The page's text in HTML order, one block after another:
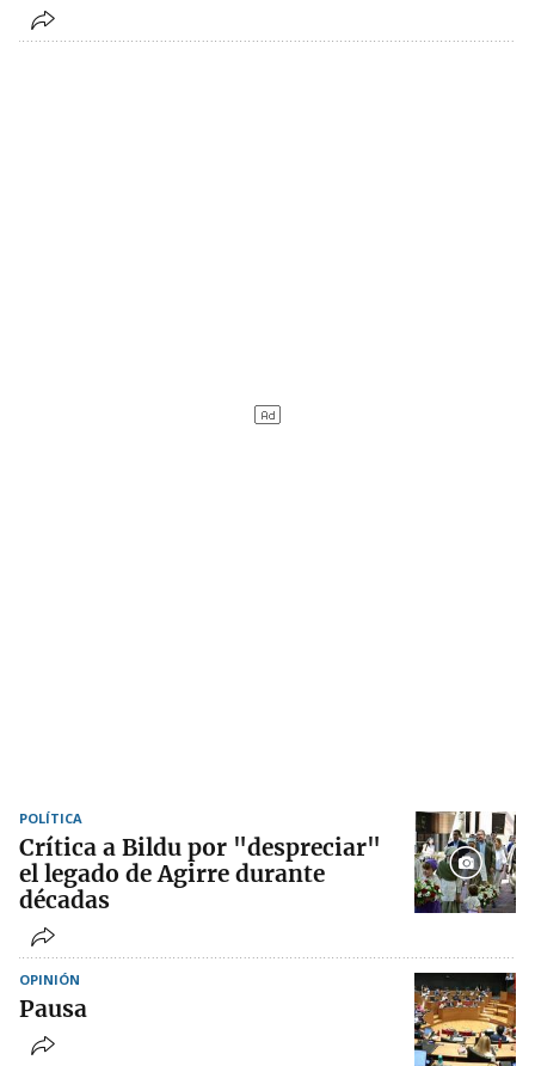
POLÍTICA
Crítica a Bildu por "despreciar"
el legado de Agirre durante
décadas
OPINIÓN
Pausa